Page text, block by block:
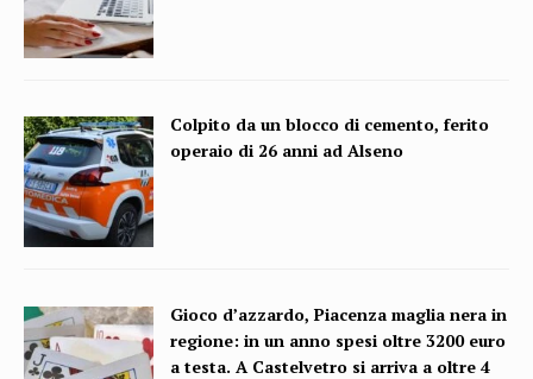
Colpito da un blocco di cemento, ferito
operaio di 26 anni ad Alseno
Gioco d’azzardo, Piacenza maglia nera in
regione: in un anno spesi oltre 3200 euro
a testa. A Castelvetro si arriva a oltre 4